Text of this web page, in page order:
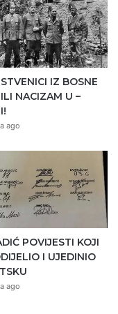
IZ BOSNE
NACIZAM U –
ago
POVIJESTI KOJI
I UJEDINIO
ago